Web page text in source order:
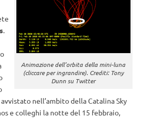
Animazione dell’orbita della mini-luna
(cliccare per ingrandire). Crediti: Tony
Dunn su Twitter
.
nell’ambito della Catalina Sky
e colleghi la notte del 15 febbraio,